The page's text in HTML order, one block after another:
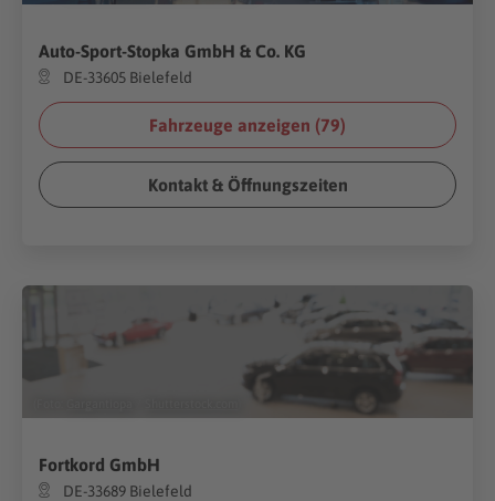
Auto-Sport-Stopka GmbH & Co. KG
DE-33605 Bielefeld
Fahrzeuge anzeigen (79)
Kontakt & Öffnungszeiten
Fortkord GmbH
DE-33689 Bielefeld